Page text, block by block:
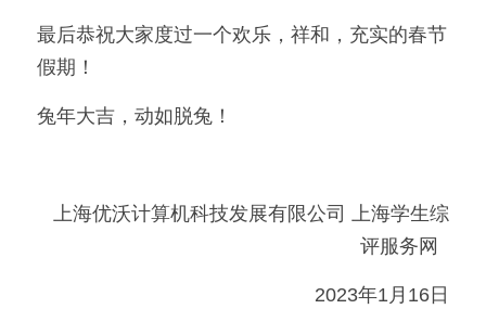
最后恭祝大家度过一个欢乐，祥和，充实的春节
假期！
兔年大吉，动如脱兔！
上海优沃计算机科技发展有限公司 上海学生综
评服务网
2023年1月16日